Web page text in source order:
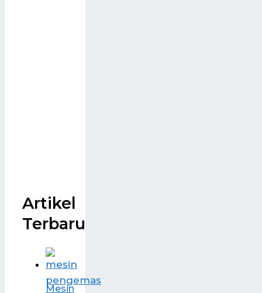
Artikel
Terbaru
Mesin